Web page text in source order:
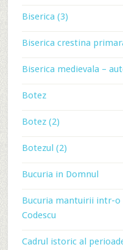
Biserica (3)
Biserica crestina
Biserica medievala –
Botez
Botez (2)
Botezul (2)
Bucuria in Domnul
Bucuria mantuirii intr-o
Codescu
Cadrul istoric al